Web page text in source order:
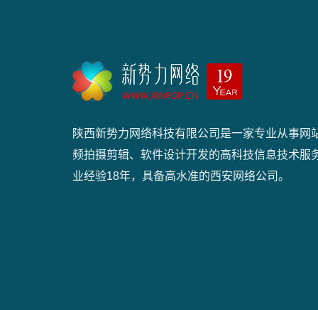
陕西新势力网络科技有限公司是一家专业从事网
频拍摄剪辑、软件设计开发的高科技信息技术服
业经验18年，具备高水准的西安网络公司。